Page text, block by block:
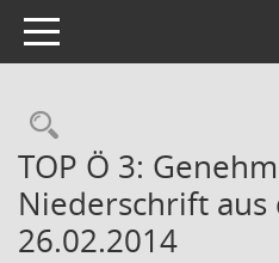
Toggle navigation
TOP Ö 3:
Niederschrift aus
26.02.2014